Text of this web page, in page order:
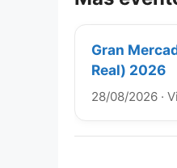
Gran
Real) 2026
28/08/2026 ·